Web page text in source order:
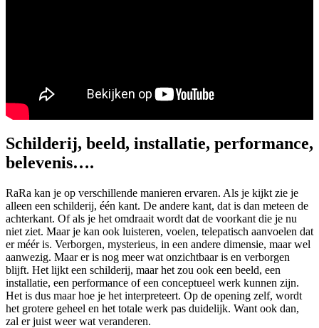
Schilderij, beeld, installatie, performance,
belevenis….
RaRa kan je op verschillende manieren ervaren. Als je kijkt zie je
alleen een schilderij, één kant. De andere kant, dat is dan meteen de
achterkant. Of als je het omdraait wordt dat de voorkant die je nu
niet ziet. Maar je kan ook luisteren, voelen, telepatisch aanvoelen dat
er méér is. Verborgen, mysterieus, in een andere dimensie, maar wel
aanwezig. Maar er is nog meer wat onzichtbaar is en verborgen
blijft. Het lijkt een schilderij, maar het zou ook een beeld, een
installatie, een performance of een conceptueel werk kunnen zijn.
Het is dus maar hoe je het interpreteert. Op de opening zelf, wordt
het grotere geheel en het totale werk pas duidelijk. Want ook dan,
zal er juist weer wat veranderen.